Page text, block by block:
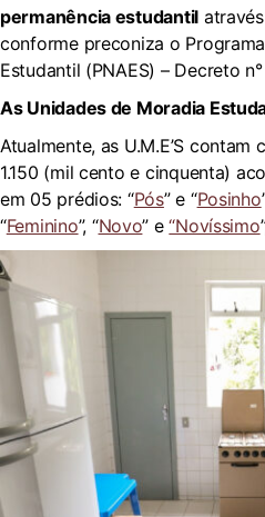
permanência estudantil
conforme preconiza o
Estudantil (PNAES) – Decreto
As Unidades de Moradia
Atualmente, as U.M.E’S
1.150 (mil cento e cinquenta)
em 05 prédios: “Pós” e “Posinho
“Feminino”, “Novo” e“Novíssimo